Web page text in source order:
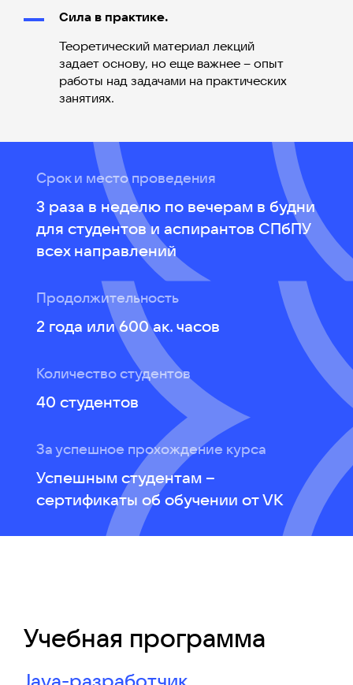
Сила в практике.
Теоретический материал лекций
задает основу, но еще важнее – опыт
работы над задачами на практических
занятиях.
Срок и место проведения
3 раза в неделю по вечерам в будни
для студентов и аспирантов СПбПУ
всех направлений
Продолжительность
2 года или 600 ак. часов
Количество студентов
40 студентов
За успешное прохождение курса
Успешным студентам –
сертификаты об обучении от VK
Учебная программа
Java-разработчик